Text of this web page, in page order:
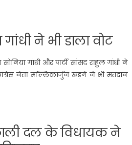
ने भी डाला वोट
गांधी और पार्टी सांसद राहुल गांधी ने
नेता मल्लिकार्जुन खड़गे ने भी मतदान
दल के विधायक ने